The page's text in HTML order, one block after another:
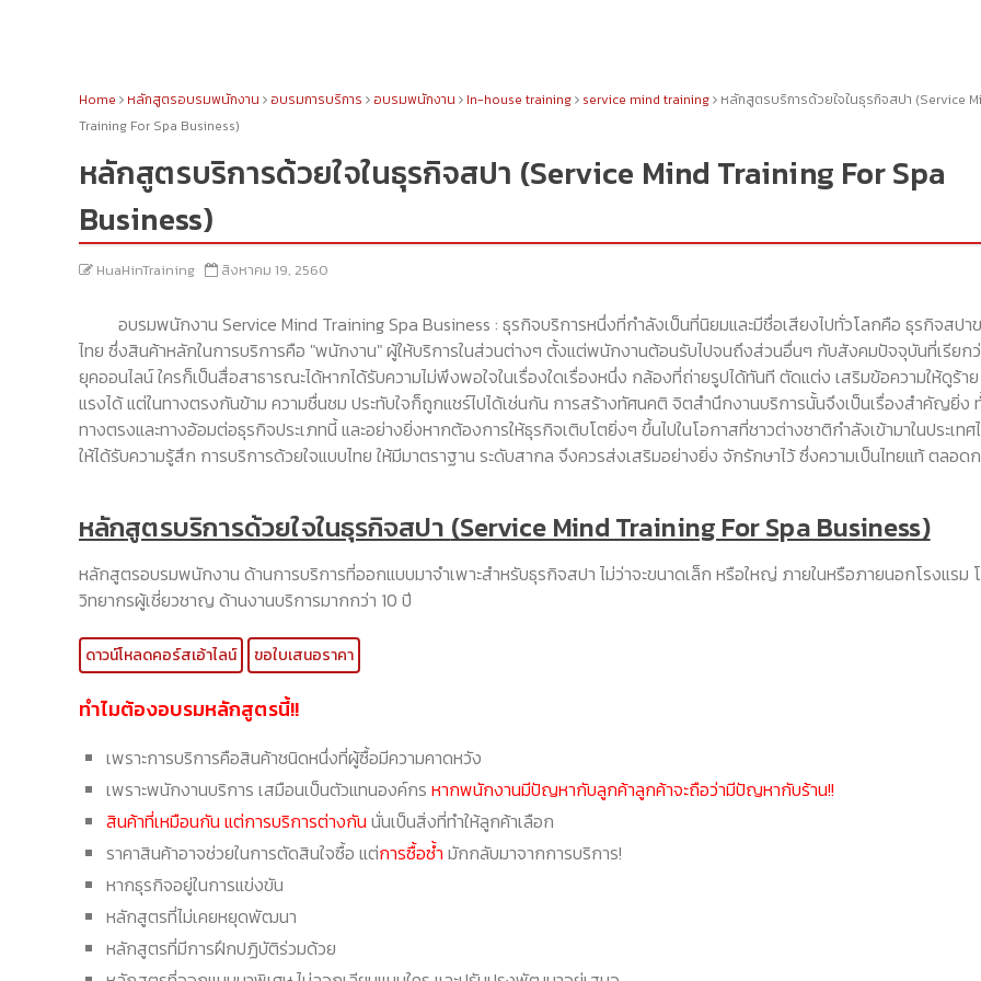
Home หลักสูตรอบรมพนักงาน อบรมการบริการ อบรมพนักงาน In-house training service mind training
หลักสูตรบริการด้วยใจในธุรกิจสปา (Service
Training For Spa Business)
หลักสูตรบริการด้วยใจในธุรกิจสปา (Service Mind Training For Spa
Business)
HuaHinTraining สิงหาคม 19, 2560
อบรมพนักงาน Service Mind Training Spa Business : ธุรกิจบริการหนึ่งที่กำลังเป็นที่นิยมและมีชื่อเสียงไปทั่วโลกคือ ธุรกิจสปา
ไทย ซึ่งสินค้าหลักในการบริการคือ "พนักงาน" ผู้ให้บริการในส่วนต่างๆ ตั้งแต่พนักงานต้อนรับไปจนถึงส่วนอื่นๆ กับสังคมปัจจุบันที่เรียก
ยุคออนไลน์ ใครก็เป็นสื่อสาธารณะได้หากได้รับความไม่พึงพอใจในเรื่องใดเรื่องหนึ่ง กล้องที่ถ่ายรูปได้ทันที ตัดแต่ง เสริมข้อความให้ดูร้าย
แรงได้ แต่ในทางตรงกันข้าม ความชื่นชม ประทับใจก็ถูกแชร์ไปได้เช่นกัน การสร้างทัศนคติ จิตสำนึกงานบริการนั้นจึงเป็นเรื่องสำคัญยิ่ง
ทางตรงและทางอ้อมต่อธุรกิจประเภทนี้ และอย่างยิ่งหากต้องการให้ธุรกิจเติบโตยิ่งๆ ขึ้นไปในโอกาสที่ชาวต่างชาติกำลังเข้ามาในประเทศ
ให้ได้รับความรู้สึก การบริการด้วยใจแบบไทย ให้มีมาตราฐาน ระดับสากล จึงควรส่งเสริมอย่างยิ่ง จักรักษาไว้ ซึ่งความเป็นไทยแท้ ตลอด
หลักสูตรบริการด้วยใจในธุรกิจสปา (Service Mind Training For Spa Business)
หลักสูตรอบรมพนักงาน ด้านการบริการที่ออกแบบมาจำเพาะสำหรับธุรกิจสปา ไม่ว่าจะขนาดเล็ก หรือใหญ่ ภายในหรือภายนอกโรงแรม
วิทยากรผู้เชี่ยวชาญ ด้านงานบริการมากกว่า 10 ปี
ดาวน์โหลดคอร์สเอ้าไลน์ ขอใบเสนอราคา
ทำไมต้องอบรมหลักสูตรนี้!!
เพราะการบริการคือสินค้าชนิดหนึ่งที่ผู้ซื้อมีความคาดหวัง
เพราะพนักงานบริการ เสมือนเป็นตัวแทนองค์กร หากพนักงานมีปัญหากับลูกค้าลูกค้าจะถือว่ามีปัญหากับร้าน!!
สินค้าที่เหมือนกัน แต่การบริการต่างกัน นั่นเป็นสิ่งที่ทำให้ลูกค้าเลือก
ราคาสินค้าอาจช่วยในการตัดสินใจซื้อ แต่การซื้อซ้ำ มักกลับมาจากการบริการ!
หากธุรกิจอยู่ในการแข่งขัน
หลักสูตรที่ไม่เคยหยุดพัฒนา
หลักสูตรที่มีการฝึกปฏิบัติร่วมด้วย